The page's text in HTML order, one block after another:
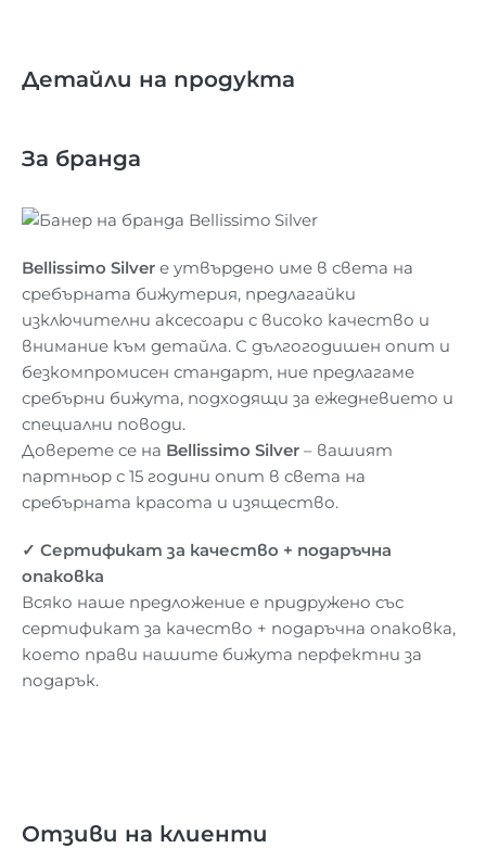
Детайли на продукта
За бранда
Bellissimo Silver е утвърдено име в света на
сребърната бижутерия, предлагайки
изключителни аксесоари с високо качество и
внимание към детайла. С дългогодишен опит и
безкомпромисен стандарт, ние предлагаме
сребърни бижута, подходящи за ежедневието и
специални поводи.
Доверете се на Bellissimo Silver – вашият
партньор с 15 години опит в света на
сребърната красота и изящество.
✓ Сертификат за качество + подаръчна
опаковка
Всяко наше предложение е придружено със
сертификат за качество + подаръчна опаковка,
което прави нашите бижута перфектни за
подарък.
Отзиви на клиенти